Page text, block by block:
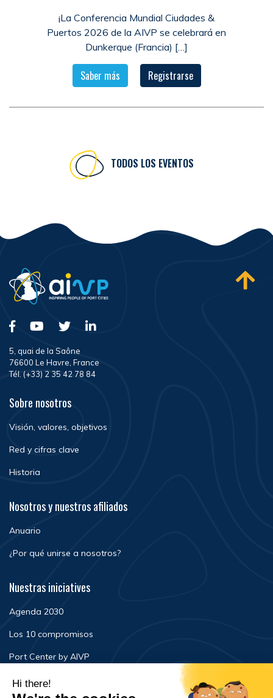
¡La Conferencia Mundial Ciudades &
Puertos 2026 de la AIVP se celebrará en
Dunkerque (Francia) […]
Saber más Registrarse
TODOS LOS EVENTOS
5, quai de la Saône
76600 Le Havre, France
Tél. (+33) 2 35 42 78 84
Sobre nosotros
Visión, valores, objetivos
Red y cifras clave
Historia
Nosotros y nuestros afiliados
Anuario
¿Por qué unirse a nosotros?
Nuestras iniciatives
Agenda 2030
Los 10 compromisos
Port Center by AIVP
Noticias